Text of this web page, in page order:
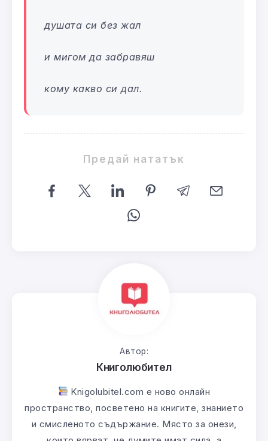
душата си без жал
и мигом да забравяш
кому какво си дал.
Предай нататък
Автор:
Книголюбител
Knigolubitel.com е ново онлайн
пространство, посветено на книгите, знанието
и смисленото съдържание. Място за онези,